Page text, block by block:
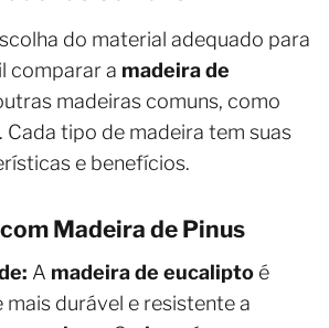
do material adequado para
comparar a madeira de
madeiras comuns, como
Cada tipo de madeira tem suas
e benefícios.
Madeira de Pinus
A madeira de eucalipto é
mais durável e resistente a